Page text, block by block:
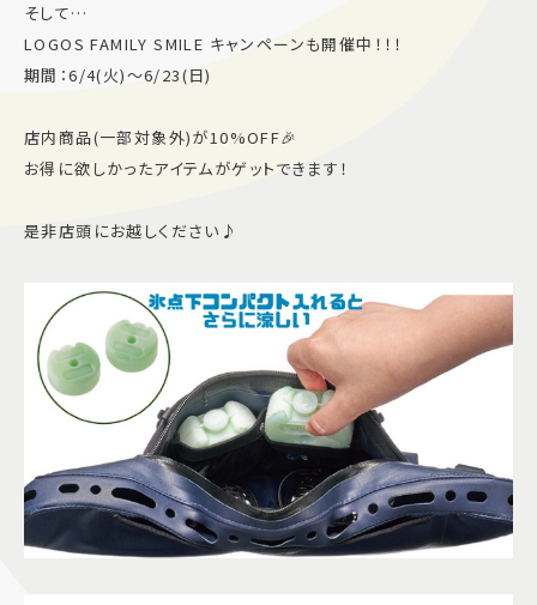
そして…
LOGOS FAMILY SMILE キャンペーンも開催中！！！
期間：6/4(火)〜6/23(日)
店内商品(一部対象外)が10%OFF🎉
お得に欲しかったアイテムがゲットできます！
是非店頭にお越しください♪